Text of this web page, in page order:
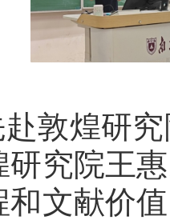
敦煌研
究院王
和文献价